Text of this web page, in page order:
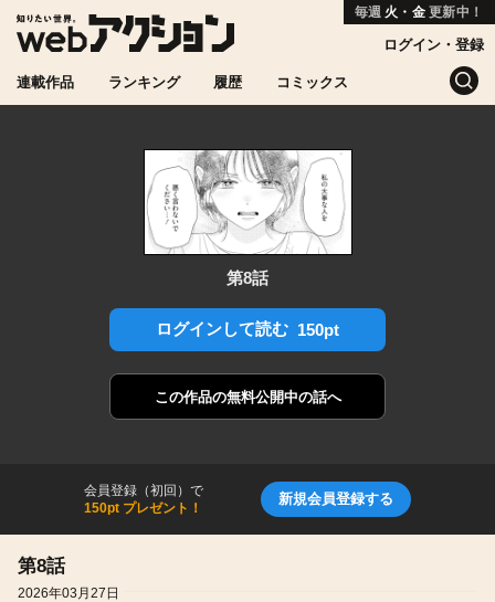
毎週 火・金 更新中！
連載作品 ランキング 履歴 コミックス
ログイン・登録
第8話
ログインして読む 150pt
この作品の無料公開中の話へ
会員登録（初回）で
150pt プレゼント！
新規会員登録する
第8話
2026年03月27日